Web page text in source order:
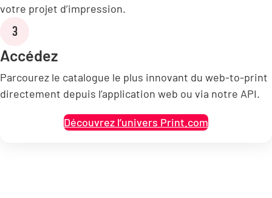
votre projet d’impression.
3
Accédez
Parcourez le catalogue le plus innovant du web-to-print
directement depuis l’application web ou via notre API.
Découvrez l’univers Print.com